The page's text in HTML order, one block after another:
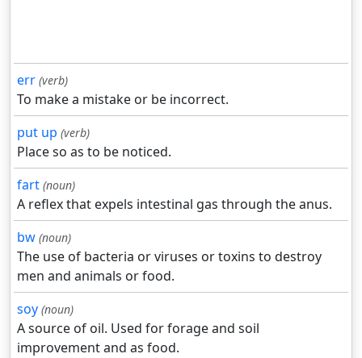
err (verb)
To make a mistake or be incorrect.
put up (verb)
Place so as to be noticed.
fart (noun)
A reflex that expels intestinal gas through the anus.
bw (noun)
The use of bacteria or viruses or toxins to destroy
men and animals or food.
soy (noun)
A source of oil. Used for forage and soil
improvement and as food.